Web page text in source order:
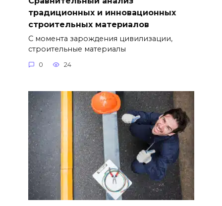
традиционных и инновационных
строительных материалов
С момента зарождения цивилизации,
строительные материалы
0 24